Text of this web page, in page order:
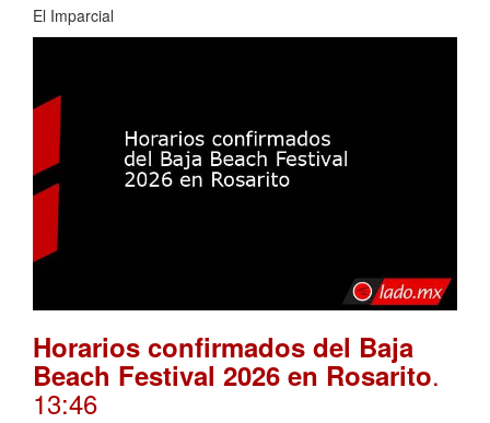
El Imparcial
Horarios confirmados del Baja
Beach Festival 2026 en Rosarito.
13:46